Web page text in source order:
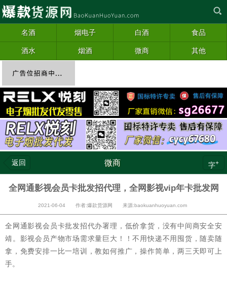
名酒 烟电子 白酒 食品
酒水 烟酒 微商 其他
返回 微商 字+
全网通影视会员卡批发招代理，全网影视vip年卡批发网
2021-06-04 作者:爆款货源网 来源:baokuanhuoyuan.com
全网通影视会员卡批发招代办署理，低价拿货，没有中间商安全安
靖。影视会员产物市场需求量巨大！！不用快递不用囤货，随卖随
拿，免费安排一比一培训，教如何推广，操作简单，两三天即可上
手。